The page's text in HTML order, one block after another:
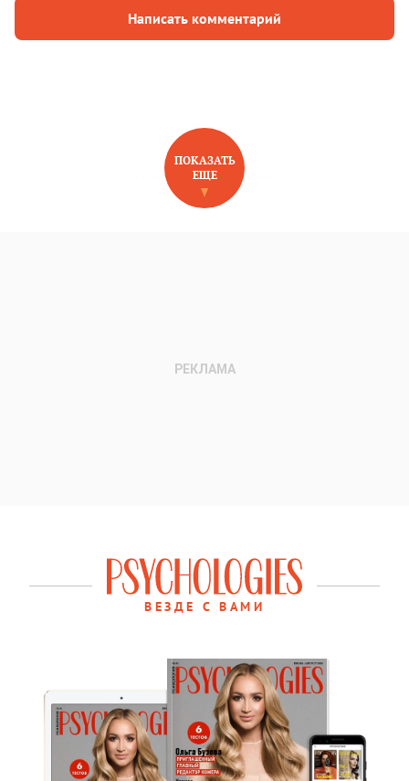
Написать комментарий
НОВОЕ НА САЙТЕ
ПОКАЗАТЬ
ЕЩЕ
ВЕЗДЕ С ВАМИ